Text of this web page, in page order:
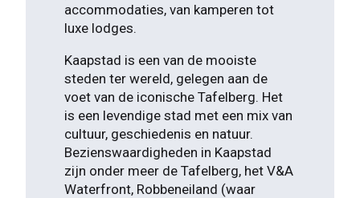
accommodaties, van kamperen tot
luxe lodges.
Kaapstad is een van de mooiste
steden ter wereld, gelegen aan de
voet van de iconische Tafelberg. Het
is een levendige stad met een mix van
cultuur, geschiedenis en natuur.
Bezienswaardigheden in Kaapstad
zijn onder meer de Tafelberg, het V&A
Waterfront, Robbeneiland (waar